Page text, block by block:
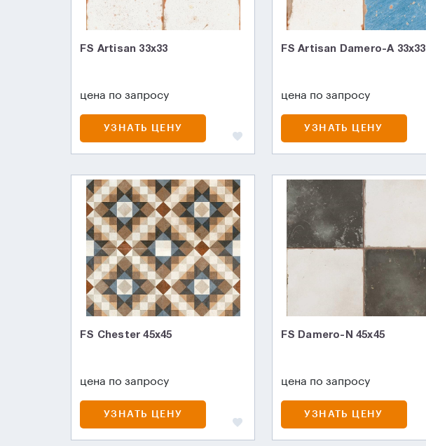
FS Artisan 33x33
цена по запросу
УЗНАТЬ ЦЕНУ
FS Artisan Damero-A 33х33
цена по запросу
УЗНАТЬ ЦЕНУ
FS Chester 45x45
цена по запросу
УЗНАТЬ ЦЕНУ
FS Damero-N 45х45
цена по запросу
УЗНАТЬ ЦЕНУ